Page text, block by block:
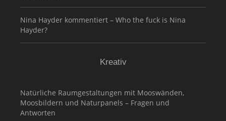
Nina Hayder kommentiert – Who the fuck is Nina
Hayder?
Kreativ
Natürliche Raumgestaltungen mit Mooswänden,
Moosbildern und Naturpanels – Fragen und
Antworten